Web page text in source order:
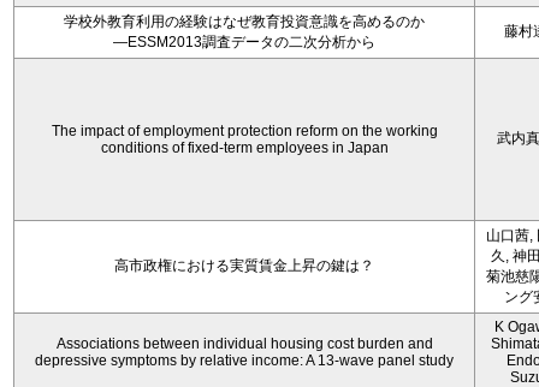
学校外教育利用の経験はなぜ教育投資意識を高めるのか
―ESSM2013調査データの二次分析から
藤村
The impact of employment protection reform on the working
conditions of fixed-term employees in Japan
武内
高市政権における実質賃金上昇の鍵は？
山口茜,
久, 神
菊池慈
ング
Associations between individual housing cost burden and
depressive symptoms by relative income: A 13-wave panel study
K